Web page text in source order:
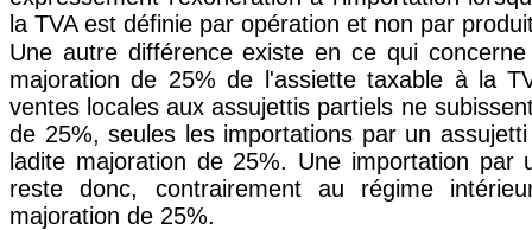
la TVA est définie par opération et non par
Une autre différence existe en ce qui
majoration de 25% de l'assiette taxable à la
ventes locales aux assujettis partiels ne
de 25%, seules les importations par un
ladite majoration de 25%. Une importation par
reste donc, contrairement au régime
majoration de 25%.